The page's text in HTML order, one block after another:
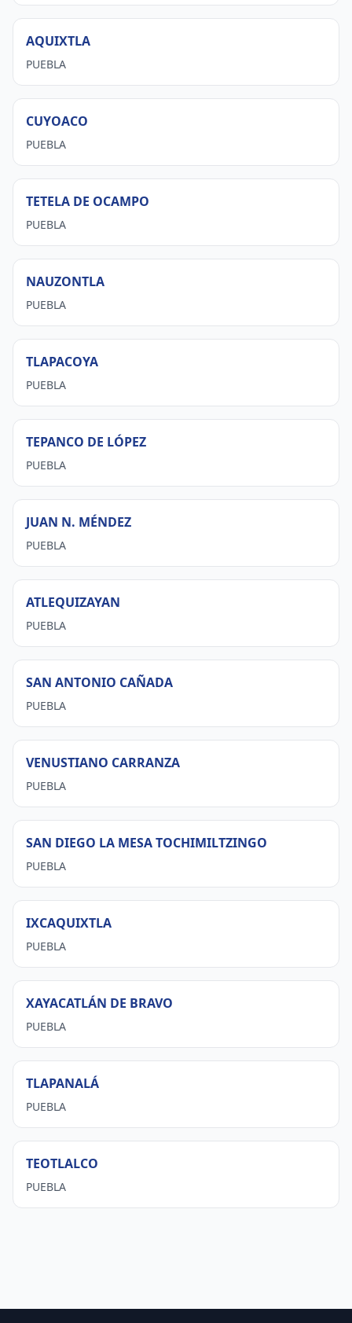
AQUIXTLA
PUEBLA
CUYOACO
PUEBLA
TETELA DE OCAMPO
PUEBLA
NAUZONTLA
PUEBLA
TLAPACOYA
PUEBLA
TEPANCO DE LÓPEZ
PUEBLA
JUAN N. MÉNDEZ
PUEBLA
ATLEQUIZAYAN
PUEBLA
SAN ANTONIO CAÑADA
PUEBLA
VENUSTIANO CARRANZA
PUEBLA
SAN DIEGO LA MESA TOCHIMILTZINGO
PUEBLA
IXCAQUIXTLA
PUEBLA
XAYACATLÁN DE BRAVO
PUEBLA
TLAPANALÁ
PUEBLA
TEOTLALCO
PUEBLA